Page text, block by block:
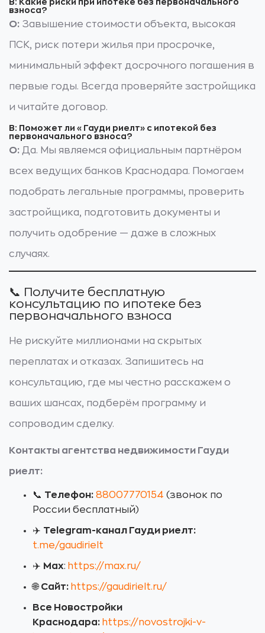
В: Какие риски при ипотеке без первоначального
взноса?
О: Завышение стоимости объекта, высокая
ПСК, риск потери жилья при просрочке,
минимальный эффект досрочного погашения в
первые годы. Всегда проверяйте застройщика
и читайте договор.
В: Поможет ли «Гауди риелт» с ипотекой без
первоначального взноса?
О: Да. Мы являемся официальным партнёром
всех ведущих банков Краснодара. Помогаем
подобрать легальные программы, проверить
застройщика, подготовить документы и
получить одобрение — даже в сложных
случаях.
📞 Получите бесплатную
консультацию по ипотеке без
первоначального взноса
Не рискуйте миллионами на скрытых
переплатах и отказах. Запишитесь на
консультацию, где мы честно расскажем о
ваших шансах, подберём программу и
сопроводим сделку.
Контакты агентства недвижимости Гауди
риелт:
📞 Телефон: 88007770154 (звонок по
России бесплатный)
✈️ Telegram-канал Гауди риелт:
t.me/gaudirielt
✈️ Max: https://max.ru/
🌐Сайт: https://gaudirielt.ru/
Все Новостройки
Краснодара: https://novostrojki-v-